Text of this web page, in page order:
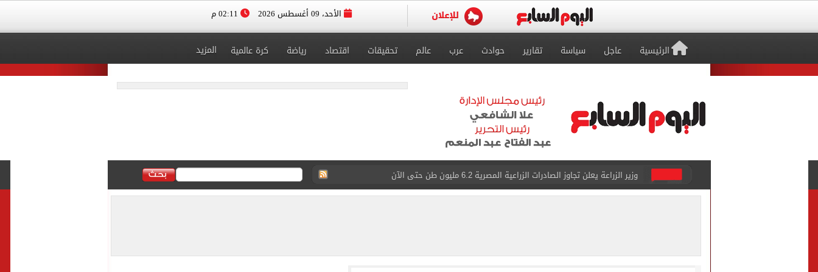
الأحد، 09 أغسطس 2026
الرئيسية عاجل سياسة تقارير حوادث عرب عالم تحقيقات اقتصاد رياضة كرة عالمية المزيد
رئيس الوزراء يستعرض المنطقة المقترحة لإقامة مجمع حكومى للخدمات الذكية بمطروح
نقيب الصحفيين يخاطب الجهات المختصة ضد مؤسسات تستغل المتدربين
صحيفة تركية لمدرب طرابزون سبور بعد صفقة محمد صلاح: «لا أعذار بعد الآن»